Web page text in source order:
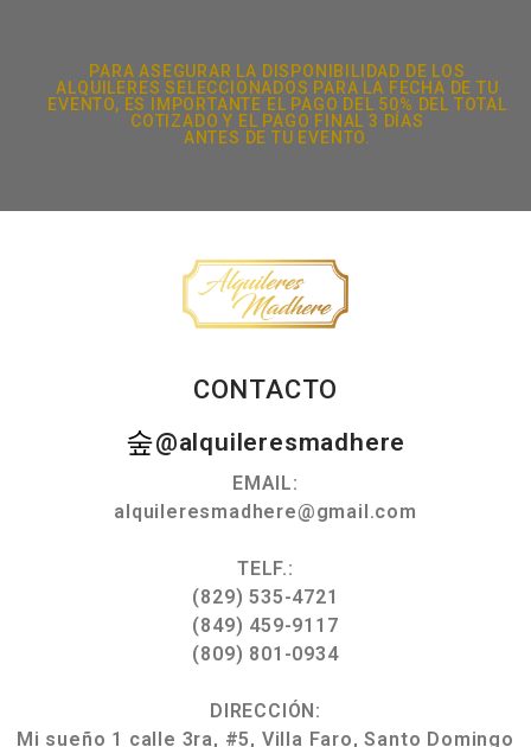
PARA ASEGURAR LA DISPONIBILIDAD DE LOS
ALQUILERES SELECCIONADOS PARA LA FECHA DE TU
EVENTO, ES IMPORTANTE EL PAGO DEL 50% DEL TOTAL
COTIZADO Y EL PAGO FINAL 3 DÍAS
ANTES DE TU EVENTO.
CONTACTO
@alquileresmadhere
EMAIL:
alquileresmadhere@gmail.com
TELF.:
(829) 535-4721
(849) 459-9117
(809) 801-0934
DIRECCIÓN:
Mi sueño 1 calle 3ra, #5, Villa Faro, Santo Domingo